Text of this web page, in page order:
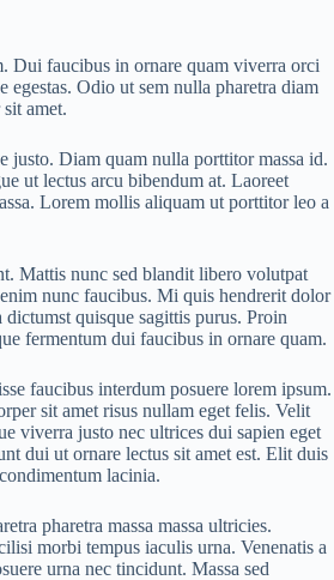
Dui faucibus in ornare quam viverra orci
Odio ut sem nulla pharetra diam
amet.
justo. Diam quam nulla porttitor massa id.
ut lectus arcu bibendum at. Laoreet
Lorem mollis aliquam ut porttitor leo a
Mattis nunc sed blandit libero volutpat
nunc faucibus. Mi quis hendrerit dolor
quisque sagittis purus. Proin
fermentum dui faucibus in ornare quam.
faucibus interdum posuere lorem ipsum.
sit amet risus nullam eget felis. Velit
viverra justo nec ultrices dui sapien eget
dui ut ornare lectus sit amet est. Elit duis
lacinia.
pharetra massa massa ultricies.
morbi tempus iaculis urna. Venenatis a
urna nec tincidunt. Massa sed